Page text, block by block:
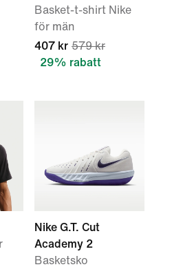
Basket-t-shirt Nike
för män
407 kr 579 kr
29% rabatt
Nike G.T. Cut
Academy 2
Basketsko